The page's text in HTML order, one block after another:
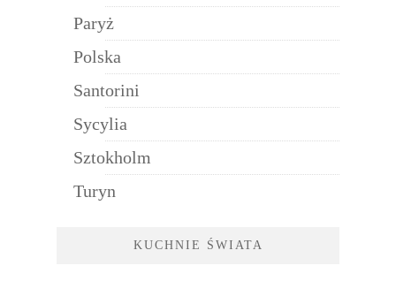
Paryż
Polska
Santorini
Sycylia
Sztokholm
Turyn
KUCHNIE ŚWIATA